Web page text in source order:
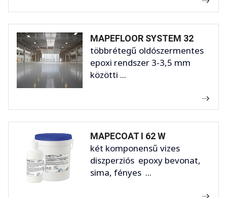
MAPEFLOOR SYSTEM 32
többrétegű oldószermentes
epoxi rendszer 3-3,5 mm
közötti ...
MAPECOAT I 62 W
két komponensű vizes
diszperziós epoxy bevonat,
sima, fényes ...